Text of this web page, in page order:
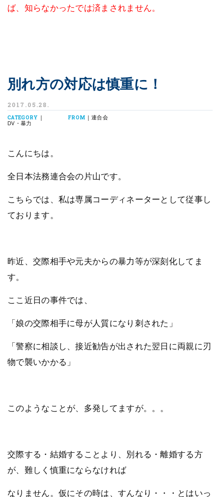
ば、知らなかったでは済まされません。
別れ方の対応は慎重に！
2017.05.28.
CATEGORY |
DV・暴力
FROM | 連合会
こんにちは。
全日本法務連合会の片山です。
こちらでは、私は専属コーディネーターとして従事し
ております。
昨近、交際相手や元夫からの暴力等が深刻化してま
す。
ここ近日の事件では、
「娘の交際相手に母が人質になり刺された」
「警察に相談し、接近勧告が出された翌日に両親に刃
物で襲いかかる」
このようなことが、多発してますが。。。
交際する・結婚することより、別れる・離婚する方
が、難しく慎重にならなければ
なりません。仮にその時は、すんなり・・・とはいっ